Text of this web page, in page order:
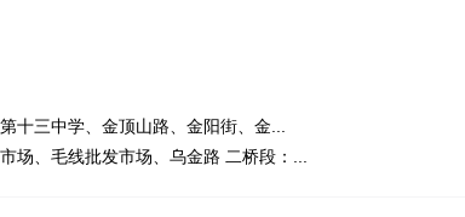
十三中学、金顶山路、金阳街、金...
场、毛线批发市场、乌金路 二桥段：...